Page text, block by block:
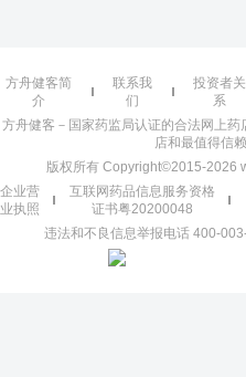
方舟健客简
介
联系我
们
投资者关
系
方舟健客－国家药监局认证的合法网上
店和最值得信
版权所有 Copyright©2015-2026
企业营
业执照
互联网药品信息服务资格
证书粤20200048
违法和不良信息举报电话 400-